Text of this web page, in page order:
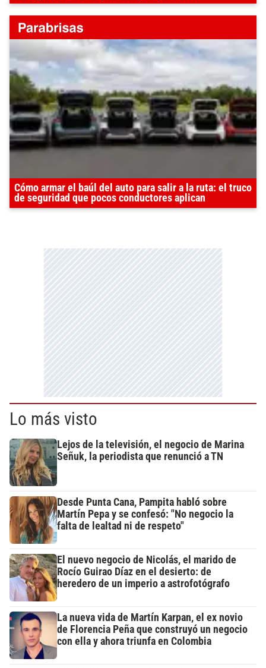
Cómo armar el baúl del auto para salir a la ruta: el truco
de seguridad que pocos conductores aplican
Lo más visto
Lejos de la televisión, el negocio de Marina
Señuk, la periodista que renunció a TN
Desde Punta Cana, Pampita habló sobre
Martín Pepa y se confesó: "No negocio la
falta de lealtad ni de respeto"
El nuevo negocio de Nicolás, el marido de
Rocío Guirao Díaz en el desierto: de
heredero de un imperio a astrofotógrafo
La nueva vida de Martín Karpan, el ex novio
de Florencia Peña que construyó un negocio
con ella y ahora triunfa en Colombia